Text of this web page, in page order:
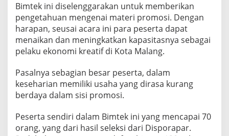
Bimtek ini diselenggarakan untuk memberikan
pengetahuan mengenai materi promosi. Dengan
harapan, seusai acara ini para peserta dapat
menaikan dan meningkatkan kapasitasnya sebagai
pelaku ekonomi kreatif di Kota Malang.
Pasalnya sebagian besar peserta, dalam
keseharian memiliki usaha yang dirasa kurang
berdaya dalam sisi promosi.
Peserta sendiri dalam Bimtek ini yang mencapai 70
orang, yang dari hasil seleksi dari Disporapar.